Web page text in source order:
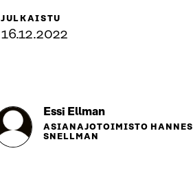
JULKAISTU
16.12.2022
Essi Ellman
ASIANAJOTOIMISTO HANNES
SNELLMAN